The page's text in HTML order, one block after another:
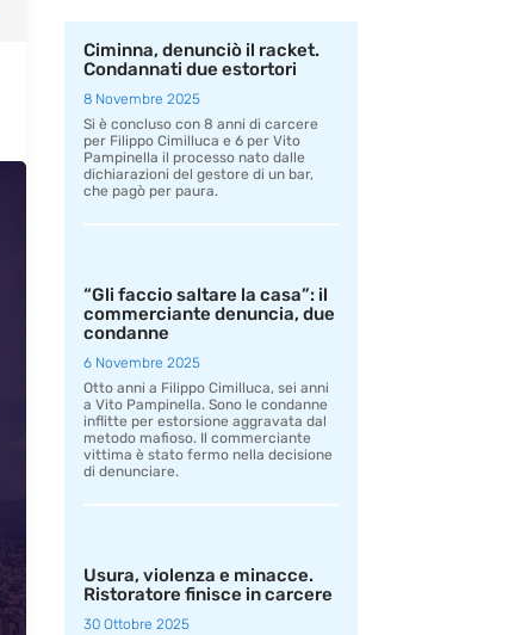
Ciminna, denunciò il racket.
Condannati due estortori
8 Novembre 2025
Si è concluso con 8 anni di carcere
per Filippo Cimilluca e 6 per Vito
Pampinella il processo nato dalle
dichiarazioni del gestore di un bar,
che pagò per paura.
“Gli faccio saltare la casa”: il
commerciante denuncia, due
condanne
6 Novembre 2025
Otto anni a Filippo Cimilluca, sei anni
a Vito Pampinella. Sono le condanne
inflitte per estorsione aggravata dal
metodo mafioso. Il commerciante
vittima è stato fermo nella decisione
di denunciare.
Usura, violenza e minacce.
Ristoratore finisce in carcere
30 Ottobre 2025